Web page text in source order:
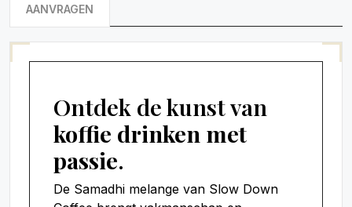
AANVRAGEN
Ontdek de kunst van
koffie drinken met
passie.
De Samadhi melange van Slow Down